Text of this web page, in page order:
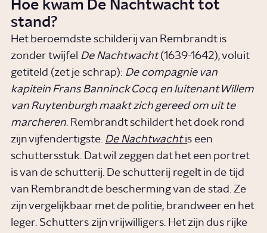
Hoe kwam De Nachtwacht tot
stand?
Het beroemdste schilderij van Rembrandt is
zonder twijfel De Nachtwacht(1639-1642), voluit
getiteld (zet je schrap): De compagnie van
kapitein Frans Banninck Cocq en luitenant Willem
van Ruytenburgh maakt zich gereed om uit te
marcheren. Rembrandt schildert het doek rond
zijn vijfendertigste. De Nachtwachtis een
schuttersstuk. Dat wil zeggen dat het een portret
is van de schutterij. De schutterij regelt in de tijd
van Rembrandt de bescherming van de stad. Ze
zijn vergelijkbaar met de politie, brandweer en het
leger. Schutters zijn vrijwilligers. Het zijn dus rijke